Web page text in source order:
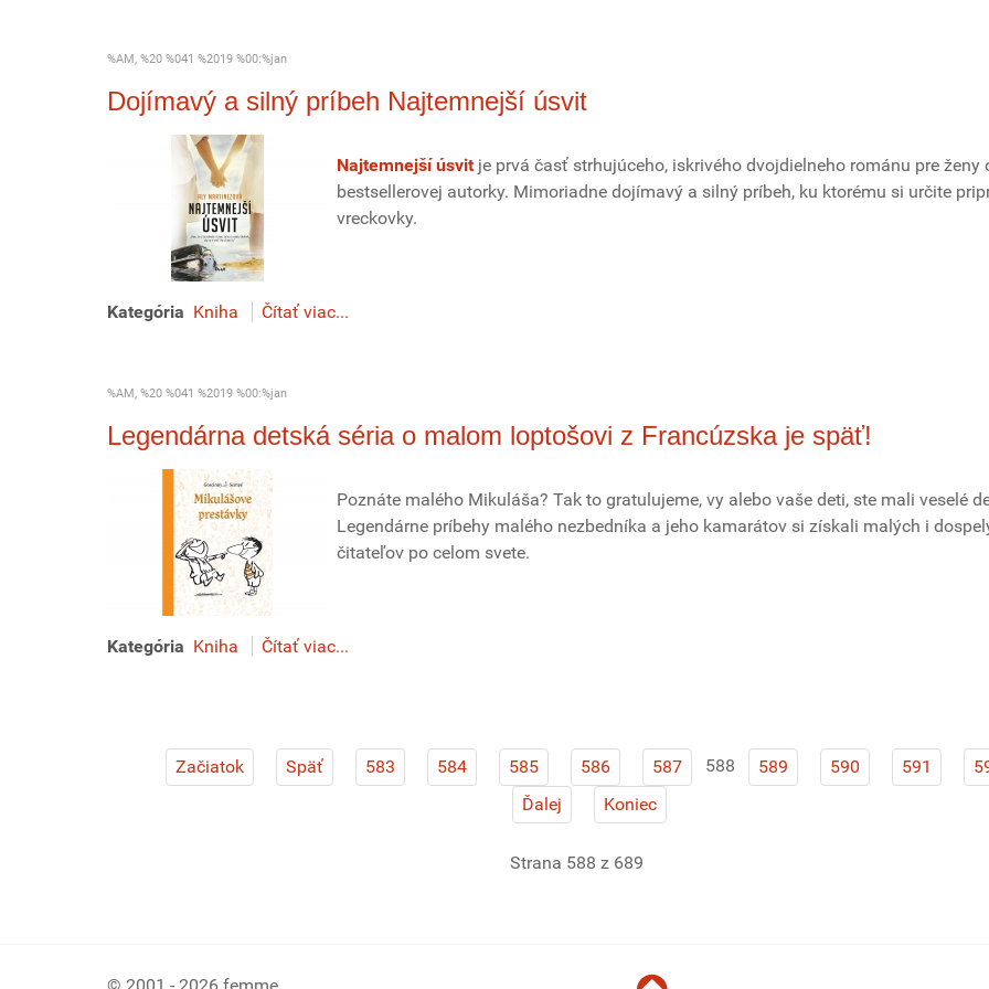
%AM, %20 %041 %2019 %00:%jan
Dojímavý a silný príbeh Najtemnejší úsvit
Najtemnejší úsvit je prvá časť strhujúceho, iskrivého dvojdielneho románu pre ženy
bestsellerovej autorky. Mimoriadne dojímavý a silný príbeh, ku ktorému si určite
vreckovky.
Kategória Kniha Čítať viac...
%AM, %20 %041 %2019 %00:%jan
Legendárna detská séria o malom loptošovi z Francúzska je späť!
Poznáte malého Mikuláša? Tak to gratulujeme, vy alebo vaše deti, ste mali veselé
Legendárne príbehy malého nezbedníka a jeho kamarátov si získali malých i
čitateľov po celom svete.
Kategória Kniha Čítať viac...
Začiatok Späť 583 584 585 586 587 588 589 590 591
Ďalej
Koniec
Strana 588 z 689